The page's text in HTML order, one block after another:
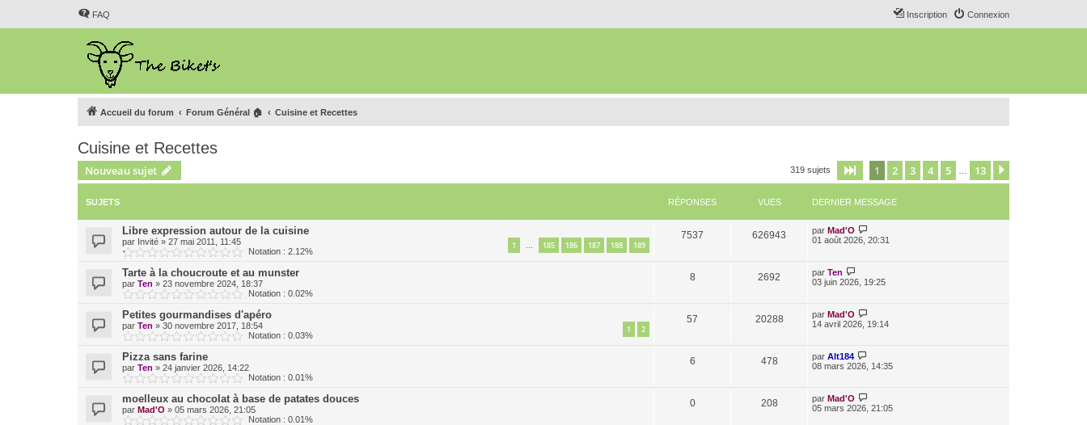
FAQ Connexion
Inscription
Accueil du forum Forum Général 🏠 Cuisine et Recettes
Cuisine et Recettes
Nouveau sujet 319 sujets Page sur13
1 2 3 4 5 13
SUJETS RÉPONSES VUES DERNIER MESSAGE
Libre expression autour de la cuisine
par Invité » 27 mai 2011, 11:45 1 … 185 186 187 188 189
Notation : 2.12%
7537 626943 par Mad'O
01 août 2026, 20:31
Tarte à la choucroute et au munster
par Ten » 23 novembre 2024, 18:37
Notation : 0.02%
8 2692 par Ten
03 juin 2026, 19:25
Petites gourmandises d'apéro
par Ten » 30 novembre 2017, 18:54 1 2
Notation : 0.03%
57 20288 par Mad'O
14 avril 2026, 19:14
Pizza sans farine
par Ten » 24 janvier 2026, 14:22
Notation : 0.01%
6 478 par Alt184
08 mars 2026, 14:35
moelleux au chocolat à base de patates douces
par Mad'O » 05 mars 2026, 21:05
Notation : 0.01%
0 208 par Mad'O
05 mars 2026, 21:05